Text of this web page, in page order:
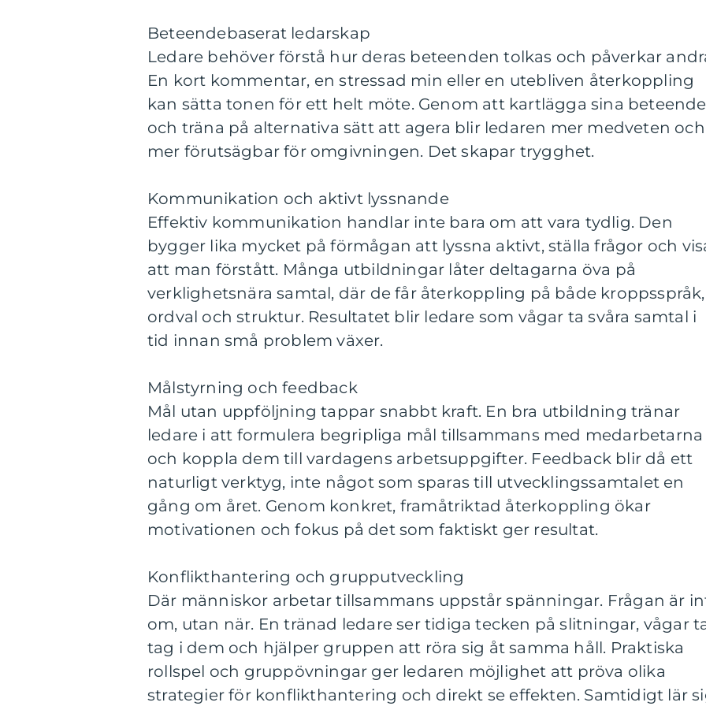
Beteendebaserat ledarskap
Ledare behöver förstå hur deras beteenden tolkas och påverkar
En kort kommentar, en stressad min eller en utebliven återkoppling
kan sätta tonen för ett helt möte. Genom att kartlägga sina
och träna på alternativa sätt att agera blir ledaren mer medveten och
mer förutsägbar för omgivningen. Det skapar trygghet.
Kommunikation och aktivt lyssnande
Effektiv kommunikation handlar inte bara om att vara tydlig. Den
bygger lika mycket på förmågan att lyssna aktivt, ställa frågor och
att man förstått. Många utbildningar låter deltagarna öva på
verklighetsnära samtal, där de får återkoppling på både kroppsspråk,
ordval och struktur. Resultatet blir ledare som vågar ta svåra samtal i
tid innan små problem växer.
Målstyrning och feedback
Mål utan uppföljning tappar snabbt kraft. En bra utbildning tränar
ledare i att formulera begripliga mål tillsammans med medarbetarna
och koppla dem till vardagens arbetsuppgifter. Feedback blir då ett
naturligt verktyg, inte något som sparas till utvecklingssamtalet en
gång om året. Genom konkret, framåtriktad återkoppling ökar
motivationen och fokus på det som faktiskt ger resultat.
Konflikthantering och grupputveckling
Där människor arbetar tillsammans uppstår spänningar. Frågan är
om, utan när. En tränad ledare ser tidiga tecken på slitningar, vågar
tag i dem och hjälper gruppen att röra sig åt samma håll. Praktiska
rollspel och gruppövningar ger ledaren möjlighet att pröva olika
strategier för konflikthantering och direkt se effekten. Samtidigt lär